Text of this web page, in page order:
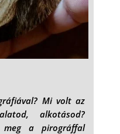
Mi volt az
alkotásod?
meg a pirográffal